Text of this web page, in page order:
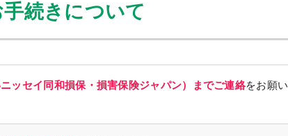
続きについて
ッセイ同和損保・損害保険ジャパン）までご連絡をお願い